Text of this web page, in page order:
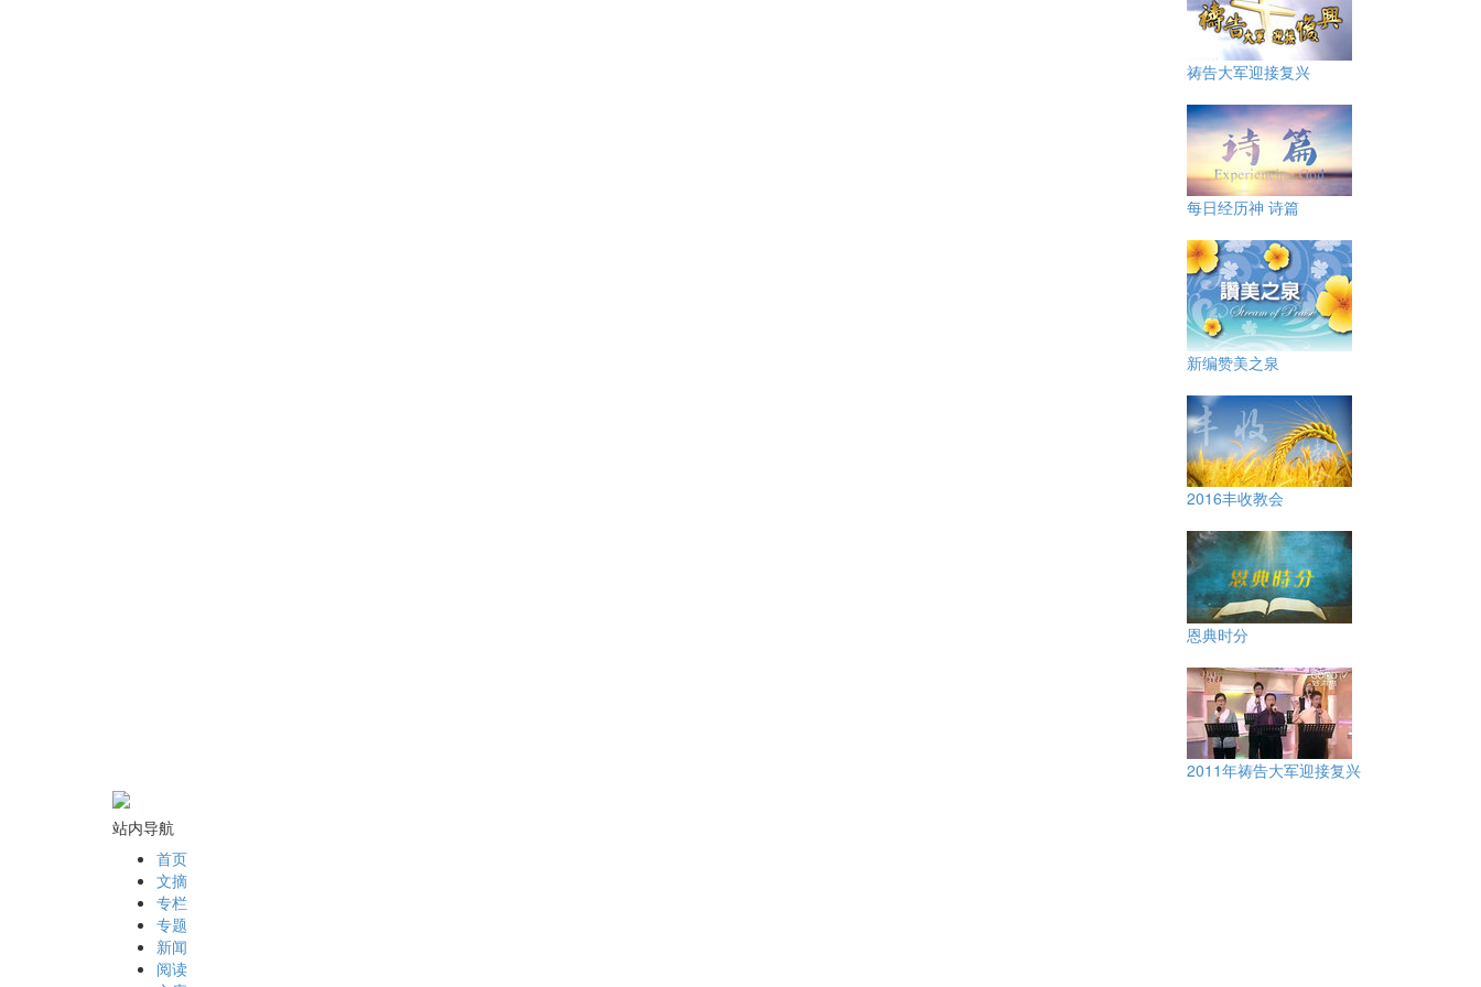
祷告大军迎接复兴
每日经历神 诗篇
新编赞美之泉
2016丰收教会
恩典时分
2011年祷告大军迎接复兴
站内导航
首页
文摘
专栏
专题
新闻
阅读